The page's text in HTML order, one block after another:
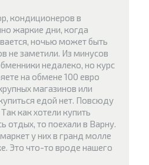
кондиционеров в
жаркие дни, когда
ночью может быть
не заметили. Из минусов
недалеко, но курс
на обмене 100 евро
магазинов или
едой нет. Повсюду
как хотели купить
отдых, то поехали в Варну.
у них в гранд молле
Это что-то вроде нашего